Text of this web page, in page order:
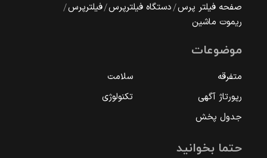
صفحه فیلتر پرس دستگاه فیلترپرس فیلترپرس
ریموت ماشین
موضوعات
متفرقه
سلامت
رپورتاژ آگهی
تکنولوژی
جدول پخش
حتما بخوانید